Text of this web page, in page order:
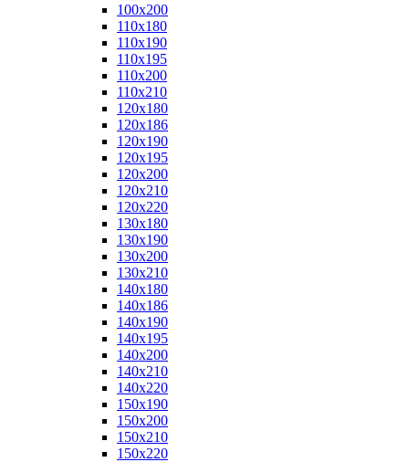
100x200
110x180
110x190
110x195
110x200
110x210
120x180
120x186
120x190
120x195
120x200
120x210
120x220
130x180
130x190
130x200
130x210
140x180
140x186
140x190
140x195
140x200
140x210
140x220
150x190
150x200
150x210
150x220